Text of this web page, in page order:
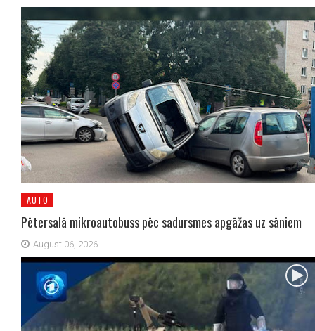
AUTO
Pētersalā mikroautobuss pēc sadursmes apgāžas uz sāniem
August 06, 2026